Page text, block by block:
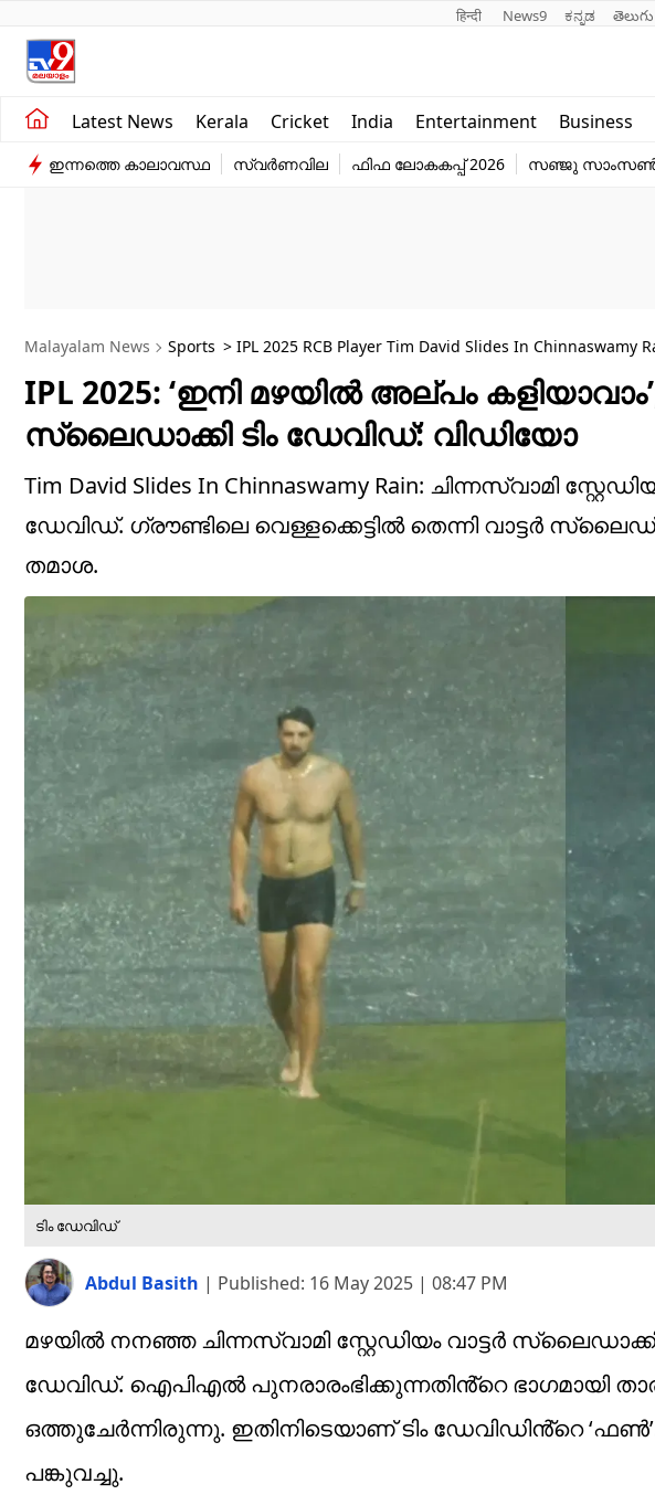
हिन्दी News9 ಕನ್ನಡ తెలుగు
Latest News Kerala Cricket India Entertainment Business
Kerala
India
Education
ഇന്നത്തെ കാലാവസ്ഥ സ്വർണവില ഫിഫ ലോകകപ്പ് 2026 സഞ്ജു
Malayalam News Sports > IPL 2025 RCB Player Tim David Slides In Chinnaswamy
IPL 2025: ‘ഇനി മഴയിൽ അല്പം
സ്ലൈഡാക്കി ടിം ഡേവിഡ്: വിഡിയോ
Tim David Slides In Chinnaswamy Rain: ചിന്നസ്വാമി
ഡേവിഡ്. ഗ്രൗണ്ടിലെ വെള്ളക്കെട്ടിൽ തെന്നി വാട്ടർ
തമാശ.
ടിം ഡേവിഡ്
Abdul Basith | Published: 16 May 2025 | 08:47 PM
മഴയിൽ നനഞ്ഞ ചിന്നസ്വാമി സ്റ്റേഡിയം വാട്ടർ
ഡേവിഡ്. ഐപിഎൽ പുനരാരംഭിക്കുന്നതിൻ്റെ ഭാഗമായി
ഒത്തുചേർന്നിരുന്നു. ഇതിനിടെയാണ് ടിം ഡേവിഡിൻ്റെ
പങ്കുവച്ചു.